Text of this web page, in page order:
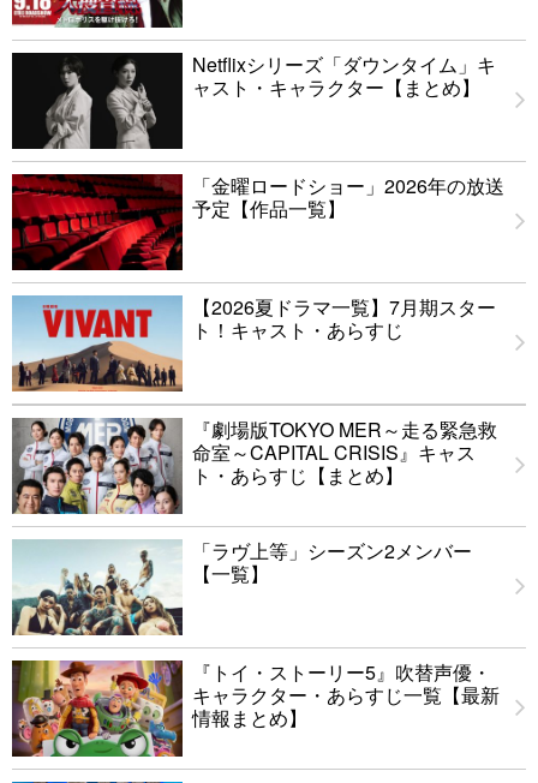
Netflixシリーズ「ダウンタイム」キ
ャスト・キャラクター【まとめ】
「金曜ロードショー」2026年の放送
予定【作品一覧】
【2026夏ドラマ一覧】7月期スター
ト！キャスト・あらすじ
『劇場版TOKYO MER～走る緊急救
命室～CAPITAL CRISIS』キャス
ト・あらすじ【まとめ】
「ラヴ上等」シーズン2メンバー
【一覧】
『トイ・ストーリー5』吹替声優・
キャラクター・あらすじ一覧【最新
情報まとめ】